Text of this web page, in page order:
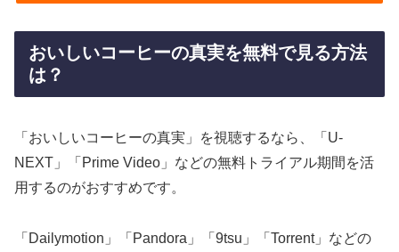
おいしいコーヒーの真実を無料で見る方法
は？
「おいしいコーヒーの真実」を視聴するなら、「U-
NEXT」「Prime Video」などの無料トライアル期間を活
用するのがおすすめです。
「Dailymotion」「Pandora」「9tsu」「Torrent」などの